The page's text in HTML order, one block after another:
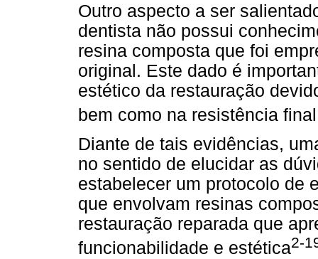
Outro aspecto a ser
dentista não possui
resina composta que foi
original. Este dado é
estético da restauração
bem como na resistência
Diante de tais evidências,
no sentido de elucidar as
estabelecer um protocolo de
que envolvam resinas
restauração reparada que
funcionabilidade e estética2-